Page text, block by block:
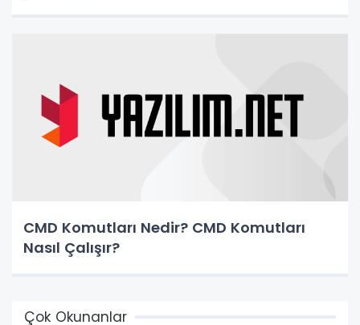
CMD Komutları Nedir? CMD Komutları
Nasıl Çalışır?
Çok Okunanlar